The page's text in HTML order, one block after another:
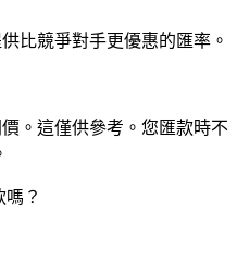
比競爭對手更優惠的匯率。
。這僅供參考。您匯款時不
？